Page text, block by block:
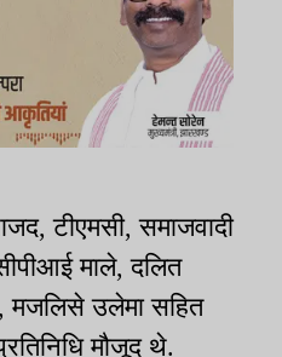
टीएमसी, समाजवादी
माले, दलित
मजलिसे उलेमा सहित
मौजूद थे.